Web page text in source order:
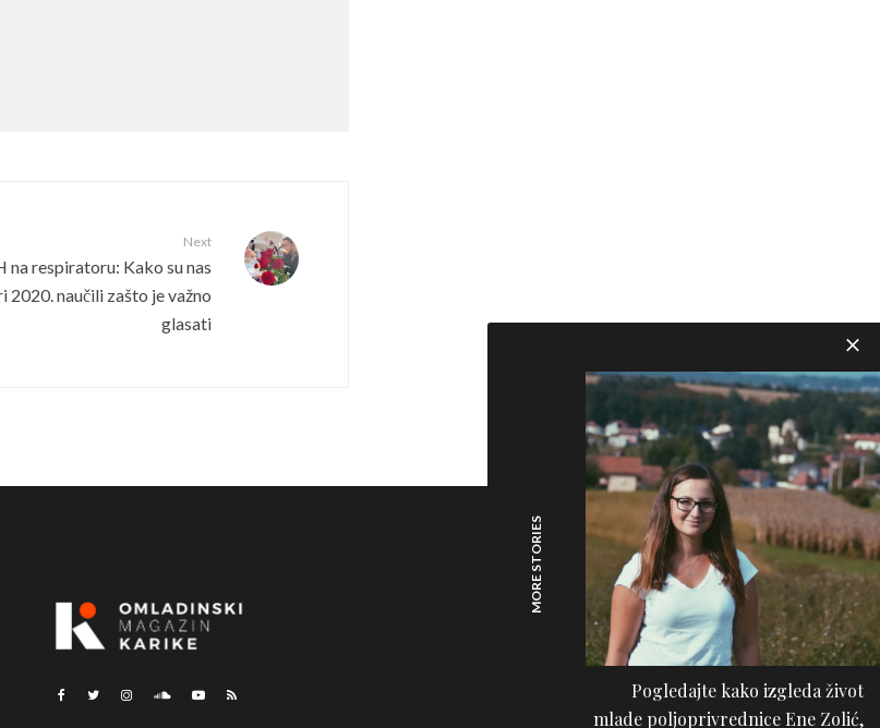
Next
na respiratoru: Kako su nas
2020. naučili zašto je važno
glasati
MORE STORIES
Pogledajte kako izgleda život
mlade poljoprivrednice Ene Zolić,